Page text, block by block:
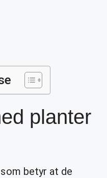
planter
betyr at de